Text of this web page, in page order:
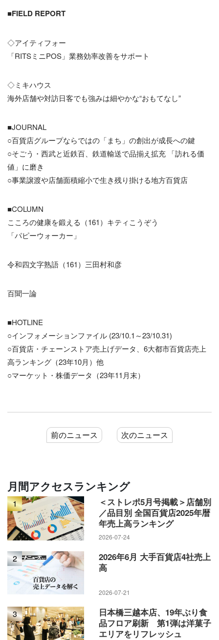
■FIELD REPORT
◇アイティフォー
「RITSミニPOS」業務効率改善をサポート
◇ミキハウス
海外店舗や対訪日客でも強みは細やかな“おもてなし”
■JOURNAL
○百貨店グループならではの「まち」の創出が成長への鍵
○そごう・西武と近鉄百、鉄道輸送で品揃え拡充 「訪れる価
値」に磨き
○事業譲渡や店舗面積縮小で生き残り掛ける地方百貨店
■COLUMN
こころの健康を鍛える（161）キティこうぞう
「パピーウォーカー」
令和四文字熟語（161）三田村和彦
百聞一論
■HOTLINE
○インフォメーションファイル (23/10.1～23/10.31)
○百貨店・チェーンストア売上げデータ、6大都市百貨店売上
高ランキング（23年10月）他
○マーケット・株価データ（23年11月末）
前のニュース 次のニュース
月間アクセスランキング
1
＜ストレポ5月号掲載＞店舗別
／品目別 全国百貨店2025年暦
年売上高ランキング
2026-07-24
2
2026年6月 大手百貨店4社売上
高
2026-07-21
3
日本橋三越本店、19年ぶり食
品フロア刷新 第1弾は洋菓子
エリアをリフレッシュ